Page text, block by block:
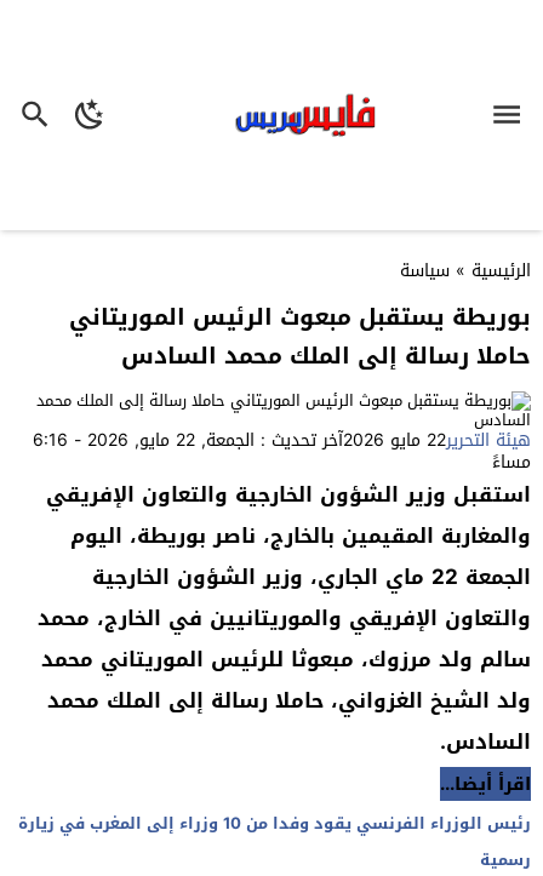
الرئيسية » سياسة
بوريطة يستقبل مبعوث الرئيس الموريتاني
حاملا رسالة إلى الملك محمد السادس
هيئة التحرير22 مايو 2026 آخر تحديث : الجمعة, 22 مايو, 2026 - 6:16
مساءً
استقبل وزير الشؤون الخارجية والتعاون الإفريقي
والمغاربة المقيمين بالخارج، ناصر بوريطة، اليوم
الجمعة 22 ماي الجاري، وزير الشؤون الخارجية
والتعاون الإفريقي والموريتانيين في الخارج، محمد
سالم ولد مرزوك، مبعوثا للرئيس الموريتاني محمد
ولد الشيخ الغزواني، حاملا رسالة إلى الملك محمد
السادس.
اقرأ أيضا...
رئيس الوزراء الفرنسي يقود وفدا من 10 وزراء إلى المغرب في زيارة
رسمية